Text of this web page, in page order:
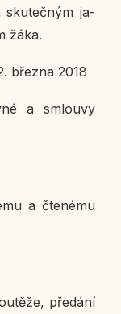
sku­teč­ným ja­
žáka.
března 2018
a smlou­vy
a čte­né­mu
pře­dá­ní